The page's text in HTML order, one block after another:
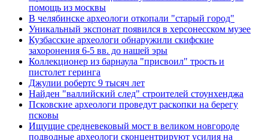
помощь из москвы
В челябинске археологи откопали "старый город"
Уникальный экспонат появился в херсонесском музее
Кузбасские археологи обнаружили скифские
захоронения 6-5 вв. до нашей эры
Коллекционер из барнаула "присвоил" трость и
пистолет геринга
Джулии робертс 9 тысяч лет
Найден "валлийский след" строителей стоунхенджа
Псковские археологи проведут раскопки на берегу
псковы
Ищущие средневековый мост в великом новгороде
подводные археологи сконцентрируют усилия на